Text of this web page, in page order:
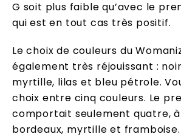
G soit plus faible qu’avec le
qui est en tout cas très positif.
Le choix de couleurs du
également très réjouissant :
myrtille, lilas et bleu pétrole.
choix entre cinq couleurs. Le
comportait seulement quatre,
bordeaux, myrtille et framboise.